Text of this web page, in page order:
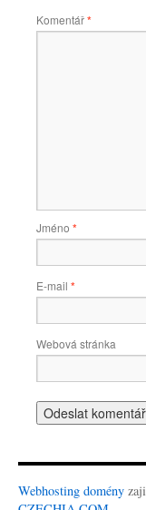
Komentář*
Jméno *
E-mail *
Webová stránka
Webhosting domény